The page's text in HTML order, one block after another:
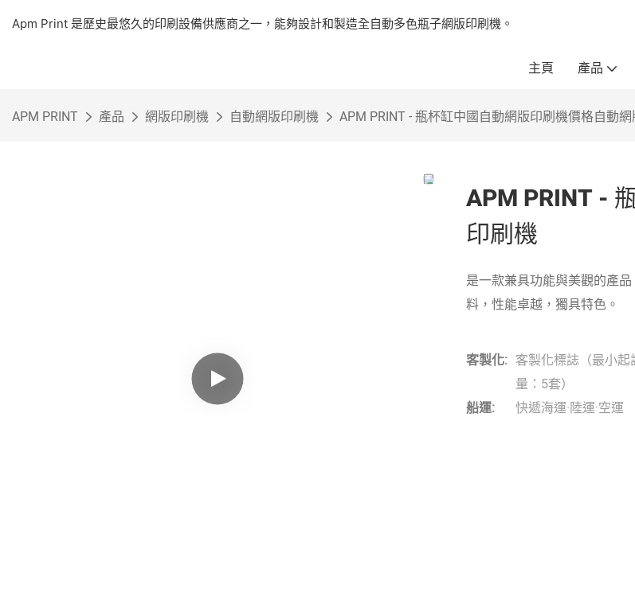
Apm Print 是歷史最悠久的印刷設備供應商之一，能夠設計和製造全自動多色瓶子網版印刷機。
主頁 產品
APM PRINT 產品 網版印刷機 自動網版印刷機 APM PRINT - 瓶杯缸中國自動網版印刷機價格自動
APM PRINT -
印刷機
是一款兼具功能與美觀的產
料，性能卓越，獨具特色。
客製化: 客製化標誌（最小
量：5套）
船運:
快遞海運·陸運·空運